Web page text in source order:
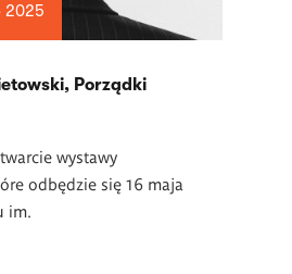
2025
Porządki
wystawy
odbędzie się 16 maja
im.